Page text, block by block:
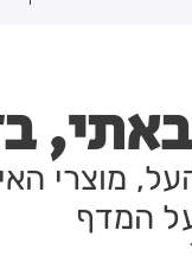
מוצרי
המדף